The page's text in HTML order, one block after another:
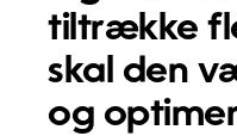
tiltrække
skal den
og